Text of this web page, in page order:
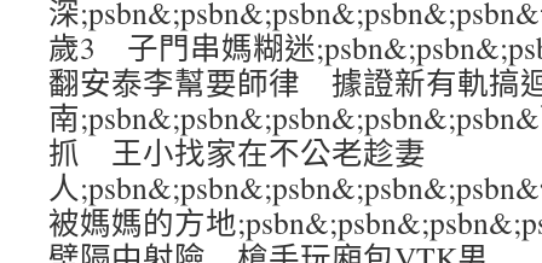
深
歲3 子門串媽糊迷
翻安泰李幫要師律 據證新有軌搞
南
抓 王小找家在不公老趁妻
人
被媽媽的方地